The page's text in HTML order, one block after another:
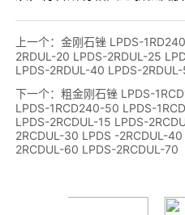
上一个： 金刚石锉 LPDS-
2RDUL-20 LPDS-2RDUL-25
LPDS-2RDUL-40 LPDS-
下一个： 粗金刚石锉 LPDS-
LPDS-1RCD240-50 LPDS-
LPDS-2RCDUL-15 LPDS-
2RCDUL-30 LPDS -2RCDUL-
2RCDUL-60 LPDS-2RCDUL-70